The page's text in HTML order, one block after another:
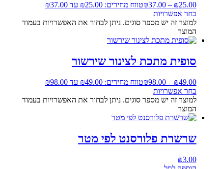
₪25.00
–
₪37.00
טווח מחירים: ⁦₪25.00⁩ עד ⁦₪37.00⁩
בחר אפשרויות
למוצר זה יש מספר סוגים. ניתן לבחור את האפשרויות בעמוד
המוצר
סופית מתכת לצינור שירשור
₪49.00
–
₪98.00
טווח מחירים: ⁦₪49.00⁩ עד ⁦₪98.00⁩
בחר אפשרויות
למוצר זה יש מספר סוגים. ניתן לבחור את האפשרויות בעמוד
המוצר
שרשרת פלורסנט לפי מטר
₪3.00